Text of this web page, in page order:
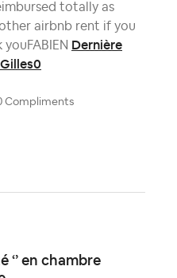
totally as
airbnb rent if you
Dernière
Compliments
‘’ en chambre